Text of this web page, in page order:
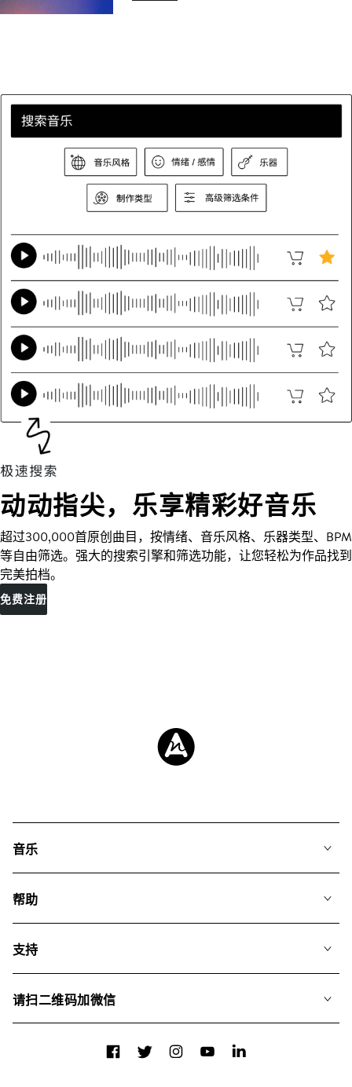
动动指尖，乐享精彩好音乐
超过300,000首原创曲目，按情绪、音乐风格、乐器类型、BPM
等自由筛选。强大的搜索引擎和筛选功能，让您轻松为作品找到
完美拍档。
免费注册
音乐
搜索
专辑
帮助
我们如何运用AI
支持
关于我们
请扫二维码加微信
FacebookTwitterInstagramYouTubeLinkedIn